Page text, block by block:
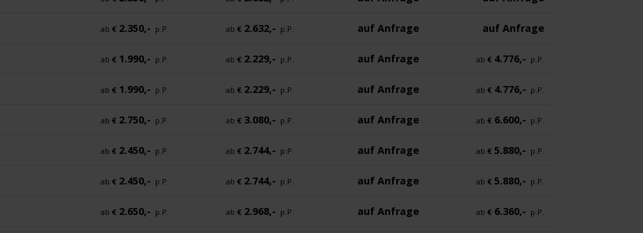
ab € 2.350,- p.P. ab € 2.632,- p.P. auf Anfrage auf Anfrage
ab € 1.990,- p.P. ab € 2.229,- p.P. auf Anfrage ab € 4.776,- p.P.
ab € 1.990,- p.P. ab € 2.229,- p.P. auf Anfrage ab € 4.776,- p.P.
ab € 2.750,- p.P. ab € 3.080,- p.P. auf Anfrage ab € 6.600,- p.P.
ab € 2.450,- p.P. ab € 2.744,- p.P. auf Anfrage ab € 5.880,- p.P.
ab € 2.450,- p.P. ab € 2.744,- p.P. auf Anfrage ab € 5.880,- p.P.
ab € 2.650,- p.P. ab € 2.968,- p.P. auf Anfrage ab € 6.360,- p.P.